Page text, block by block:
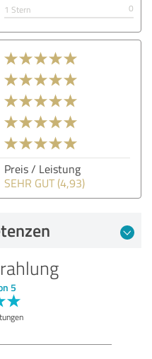
1 Stern
0
Preis / Leistung
SEHR GUT (4,93)
5